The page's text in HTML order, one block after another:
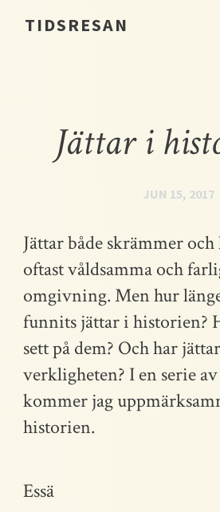
TIDSRESAN
Jättar i
JUN 15, 2017
Jättar både skrämmer
oftast våldsamma och
omgivning. Men hur
funnits jättar i historien?
sett på dem? Och har
verkligheten? I en serie av
kommer jag
historien.
Essä